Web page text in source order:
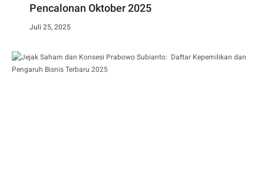
Pencalonan Oktober 2025
Juli 25, 2025